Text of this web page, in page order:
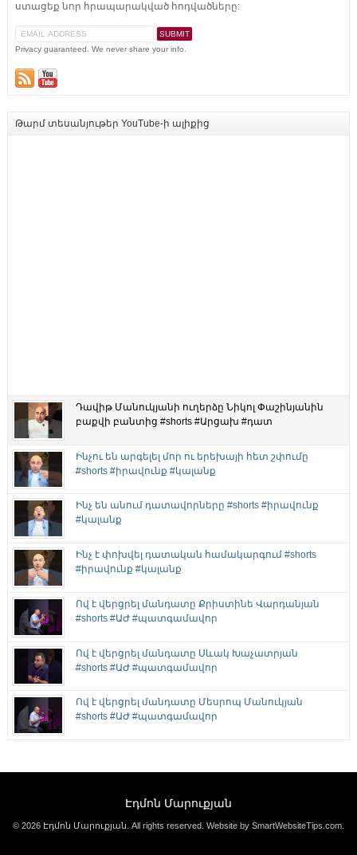
ստացեք նոր հրապարակված հոդվածները:
Privacy guaranteed. We never share your info.
Թարմ տեսանյութեր YouTube-ի ալիքից
Դավիթ Մանուկյանի ուղերձը Նիկոլ Փաշինյանին
բաքվի բանտից #shorts #Արցախ #դատ
Ինչու են արգելել մոր ու երեխայի հետ շփումը
#shorts #իրավունք #կալանք
Ինչ են անում դատավորները #shorts #իրավունք
#կալանք
Ինչ է փոխվել դատական համակարգում #shorts
#իրավունք #կալանք
Ով է վերցրել մանդատը Քրիստինե Վարդանյան
#shorts #ԱԺ #պատգամավոր
Ով է վերցրել մանդատը Սևակ Խաչատրյան
#shorts #ԱԺ #պատգամավոր
Ով է վերցրել մանդատը Մեսրոպ Մանուկյան
#shorts #ԱԺ #պատգամավոր
Էդմոն Մարուքյան
© 2026 Էդմոն Մարուքյան. All rights reserved. Website by SmartWebsiteTips.com